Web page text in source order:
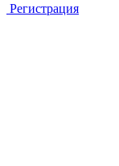
Регистрация